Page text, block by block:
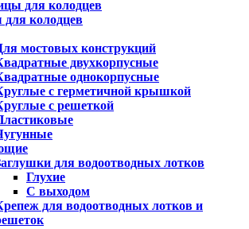
для колодцев
колодцев
мостовых конструкций
двухкорпусные
однокорпусные
с герметичной крышкой
с решеткой
для водоотводных лотков
Глухие
С выходом
для водоотводных лотков и